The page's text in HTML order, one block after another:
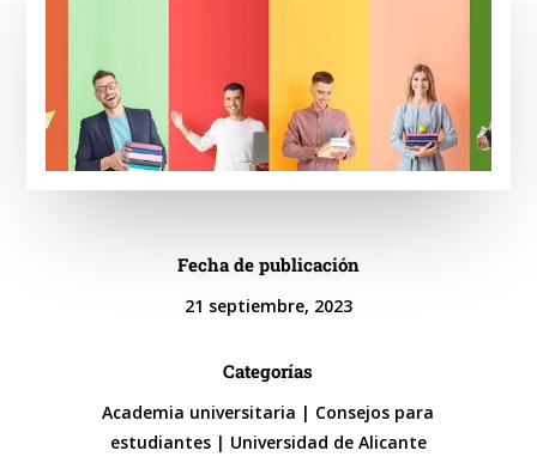
Fecha de publicación
21 septiembre, 2023
Categorías
Academia universitaria | Consejos para
estudiantes| Universidad de Alicante